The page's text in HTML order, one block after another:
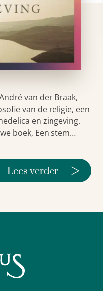
van der Braak,
van de religie, een
en zingeving.
boek, Een stem…
Lees verder >